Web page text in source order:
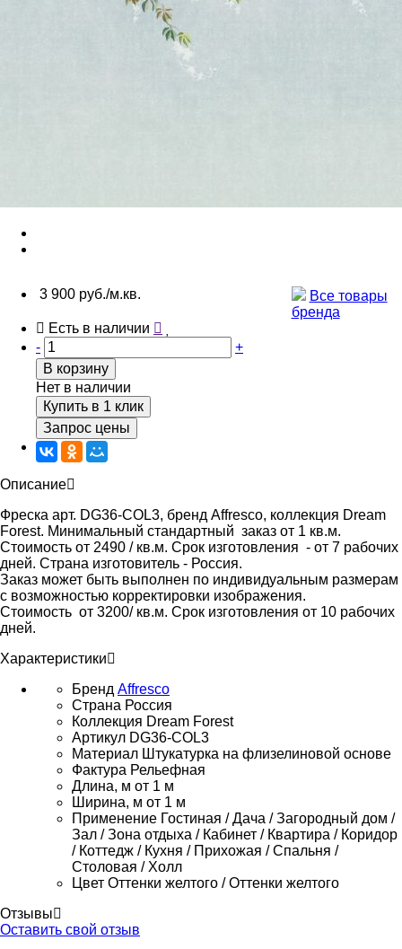
3 900 руб./м.кв.
Все товары
бренда
Есть в наличии
-
+
В корзину
Нет в наличии
Купить в 1 клик
Запрос цены
Описание
Фреска арт. DG36-COL3, бренд Affresco, коллекция Dream
Forest. Минимальный стандартный заказ от 1 кв.м.
Стоимость от 2490 / кв.м. Срок изготовления - от 7 рабочих
дней. Страна изготовитель - Россия.
Заказ может быть выполнен по индивидуальным размерам
с возможностью корректировки изображения.
Стоимость от 3200/ кв.м. Срок изготовления от 10 рабочих
дней.
Характеристики
Бренд Affresco
Страна Россия
Коллекция Dream Forest
Артикул DG36-COL3
Материал Штукатурка на флизелиновой основе
Фактура Рельефная
Длина, м от 1 м
Ширина, м от 1 м
Применение Гостиная / Дача / Загородный дом /
Зал / Зона отдыха / Кабинет / Квартира / Коридор
/ Коттедж / Кухня / Прихожая / Спальня /
Столовая / Холл
Цвет Оттенки желтого / Оттенки желтого
Отзывы
Оставить свой отзыв